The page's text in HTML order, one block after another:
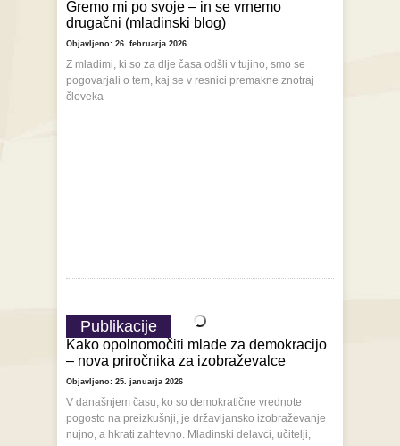
Gremo mi po svoje – in se vrnemo
drugačni (mladinski blog)
Objavljeno: 26. februarja 2026
Z mladimi, ki so za dlje časa odšli v tujino, smo se
pogovarjali o tem, kaj se v resnici premakne znotraj
človeka
Publikacije
Kako opolnomočiti mlade za demokracijo
– nova priročnika za izobraževalce
Objavljeno: 25. januarja 2026
V današnjem času, ko so demokratične vrednote
pogosto na preizkušnji, je državljansko izobraževanje
nujno, a hkrati zahtevno. Mladinski delavci, učitelji,